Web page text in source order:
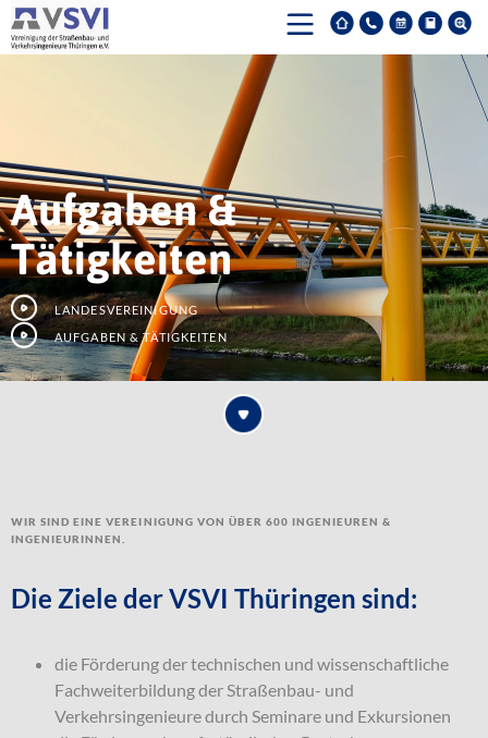
Aufgaben &
Tätigkeiten
Landesvereinigung
Aufgaben & Tätigkeiten
Wir sind eine Vereinigung von über 600 Ingenieuren &
Ingenieurinnen.
Die Ziele der VSVI Thüringen sind:
die Förderung der technischen und wissenschaftliche
Fachweiterbildung der Straßenbau- und
Verkehrsingenieure durch Seminare und Exkursionen